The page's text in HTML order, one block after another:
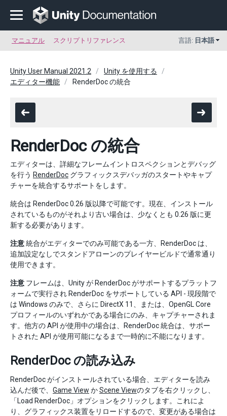
マニュアル スクリプトリファレンス 言語: 日本語
Unity User Manual 2021.2
Unity を使用する
エディター機能
RenderDoc の統合
RenderDoc の統合
エディターは、詳細なフレームイントロスペクションとデバッグ
を行う RenderDoc グラフィックスデバッガのスタートやキャプ
チャーを統合するサポートをします。
統合は RenderDoc 0.26 版以降で可能です。現在、インストール
されているものがそれより古い場合は、少なくとも 0.26 版に更
新する必要があります。
注意統合がエディターでのみ可能である一方、RenderDoc は、
追加設定なしでスタンドアローンのプレイヤービルドで通常通り
使用できます。
注意 フレームは、Unity が RenderDoc がサポートするプラットフ
ォームで実行され RenderDoc をサポートしている API - 現段階で
は Windows のみで、さらに DirectX 11、または、OpenGL Core
プロフィールのいずれかである場合にのみ、キャプチャーされま
す。他方の API が使用中の場合は、RenderDoc 統合は、サポー
トされた API が使用可能になるまで一時的に不能になります。
RenderDoc の読み込み
RenderDoc がインストールされている場合、エディターを読み
込んだ後で、 Game View かScene Viewのタブを右クリックし、
「Load RenderDoc」オプションをクリックします。これによ
り、グラフィックス装置をリロードするので、変更がある場合は